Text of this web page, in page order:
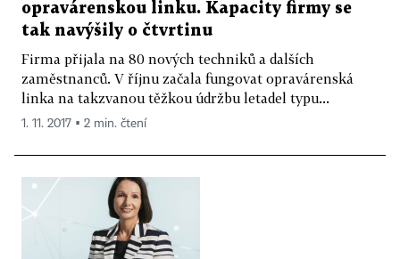
opravárenskou linku. Kapacity firmy se
tak navýšily o čtvrtinu
Firma přijala na 80 nových techniků a dalších
zaměstnanců. V říjnu začala fungovat opravárenská
linka na takzvanou těžkou údržbu letadel typu...
1. 11. 2017 ▪ 2 min. čtení